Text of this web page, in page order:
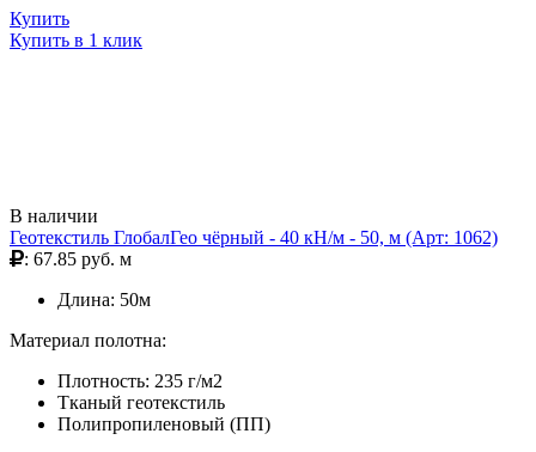
Купить
Купить в 1 клик
В наличии
Геотекстиль ГлобалГео чёрный - 40 кН/м - 50, м (Арт: 1062)
: 67.85 руб. м
Длина: 50м
Материал полотна:
Плотность: 235 г/м2
Тканый геотекстиль
Полипропиленовый (ПП)